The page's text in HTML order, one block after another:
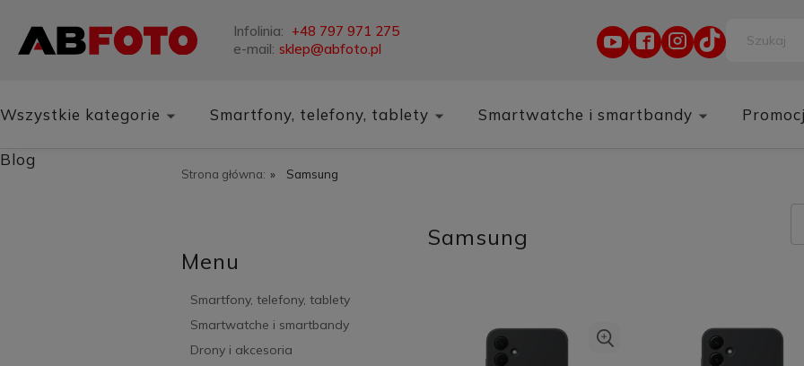
Infolinia: +48 797 971 275
e-mail: sklep@abfoto.pl
Wszystkie kategorie Smartfony, telefony, tablety Smartwatche i smartbandy
Blog
Strona główna: » Samsung
Menu
Smartfony, telefony, tablety
Smartwatche i smartbandy
Drony i akcesoria
Samsung